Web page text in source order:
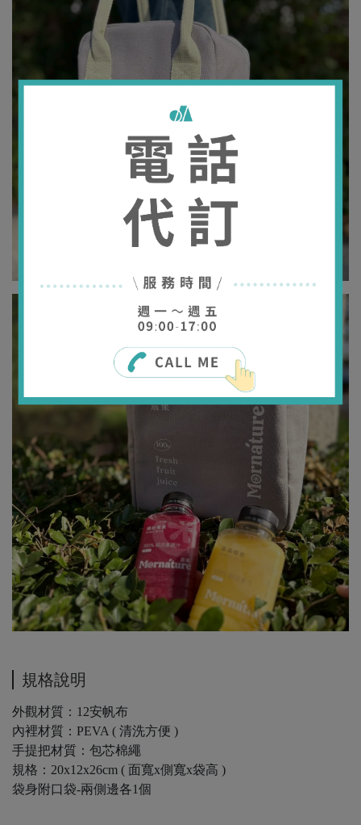
規格說明
外觀材質：12安帆布
內裡材質：PEVA ( 清洗方便 )
手提把材質：包芯棉繩
規格：20x12x26cm ( 面寬x側寬x袋高 )
袋身附口袋-兩側邊各1個